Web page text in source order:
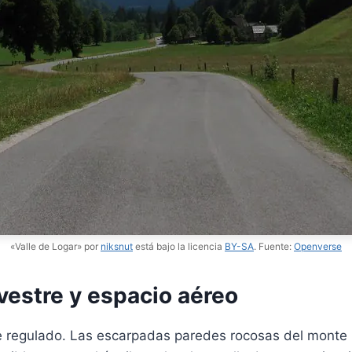
«Valle de Logar» por niksnut está bajo la licencia BY-SA. Fuente: Openverse
y espacio aéreo
Las escarpadas paredes rocosas del